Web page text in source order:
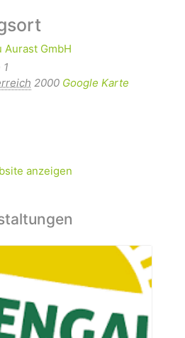
Aurast GmbH
2000 Google Karte
anzeigen